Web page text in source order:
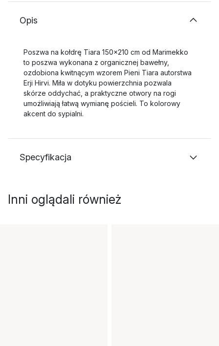
Opis
Poszwa na kołdrę Tiara 150x210 cm od Marimekko
to poszwa wykonana z organicznej bawełny,
ozdobiona kwitnącym wzorem Pieni Tiara autorstwa
Erji Hirvi. Miła w dotyku powierzchnia pozwala
skórze oddychać, a praktyczne otwory na rogi
umożliwiają łatwą wymianę pościeli. To kolorowy
akcent do sypialni.
Specyfikacja
Inni oglądali również